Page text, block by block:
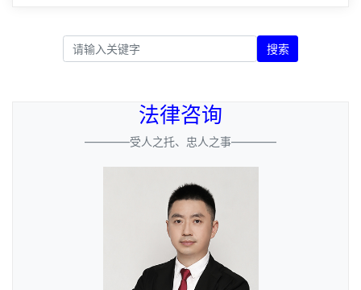
搜索
法律咨询
————受人之托、忠人之事————